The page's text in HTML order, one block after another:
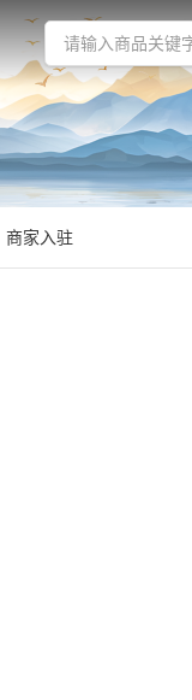
商家入驻